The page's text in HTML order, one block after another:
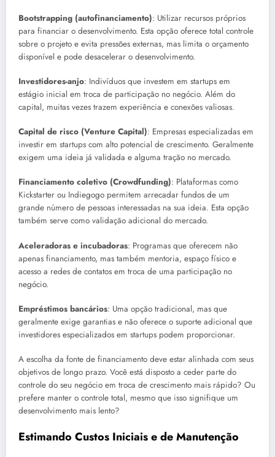
Bootstrapping (autofinanciamento): Utilizar recursos próprios
para financiar o desenvolvimento. Esta opção oferece total controle
sobre o projeto e evita pressões externas, mas limita o orçamento
disponível e pode desacelerar o desenvolvimento.
Investidores-anjo: Indivíduos que investem em startups em
estágio inicial em troca de participação no negócio. Além do
capital, muitas vezes trazem experiência e conexões valiosas.
Capital de risco (Venture Capital): Empresas especializadas em
investir em startups com alto potencial de crescimento. Geralmente
exigem uma ideia já validada e alguma tração no mercado.
Financiamento coletivo (Crowdfunding): Plataformas como
Kickstarter ou Indiegogo permitem arrecadar fundos de um
grande número de pessoas interessadas na sua ideia. Esta opção
também serve como validação adicional do mercado.
Aceleradoras e incubadoras: Programas que oferecem não
apenas financiamento, mas também mentoria, espaço físico e
acesso a redes de contatos em troca de uma participação no
negócio.
Empréstimos bancários: Uma opção tradicional, mas que
geralmente exige garantias e não oferece o suporte adicional que
investidores especializados em startups podem proporcionar.
A escolha da fonte de financiamento deve estar alinhada com seus
objetivos de longo prazo. Você está disposto a ceder parte do
controle do seu negócio em troca de crescimento mais rápido? Ou
prefere manter o controle total, mesmo que isso signifique um
desenvolvimento mais lento?
Estimando Custos Iniciais e de Manutenção